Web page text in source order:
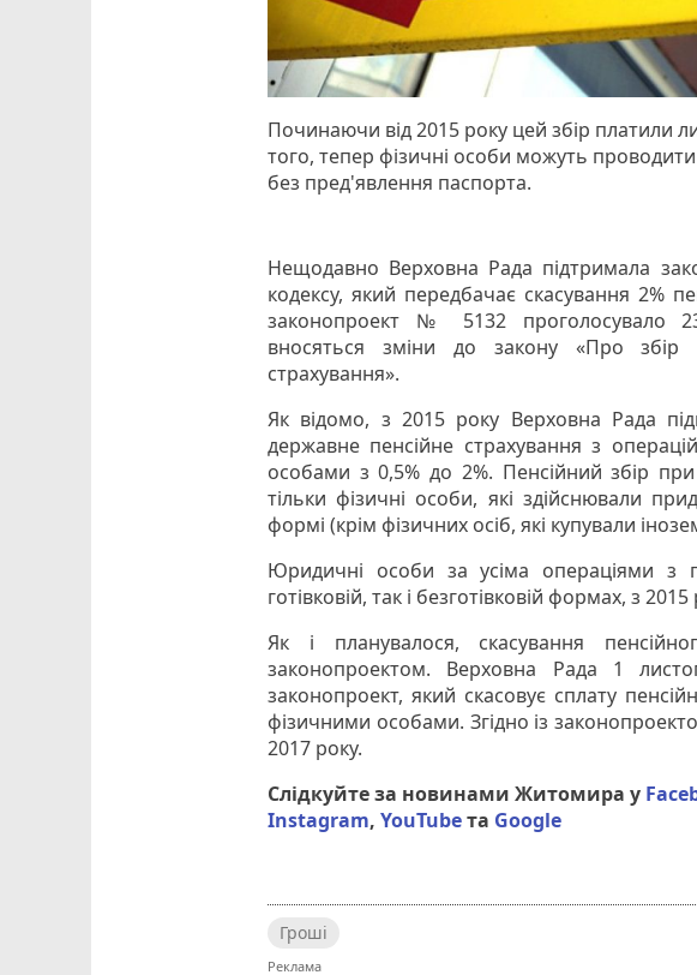
Починаючи від 2015 року цей збір платили
того, тепер фізичні особи можуть
без пред'явлення паспорта.
Нещодавно Верховна Рада підтримала
кодексу, який передбачає скасування 2%
законопроект № 5132 проголосувало
вносяться зміни до закону «Про збір
страхування».
Як відомо, з 2015 року Верховна Рада
державне пенсійне страхування з
особами з 0,5% до 2%. Пенсійний збір при
тільки фізичні особи, які здійснювали
формі (крім фізичних осіб, які купували
Юридичні особи за усіма операціями
готівковій, так і безготівковій формах, з
Як і планувалося, скасування
законопроектом. Верховна Рада 1
законопроект, який скасовує сплату
фізичними особами. Згідно із
2017 року.
Слідкуйте за новинами Житомира у
Instagram,YouTubeта Google
Гроші